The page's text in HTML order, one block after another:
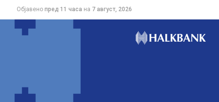
Објавено пред 11 часа на 7 август, 2026